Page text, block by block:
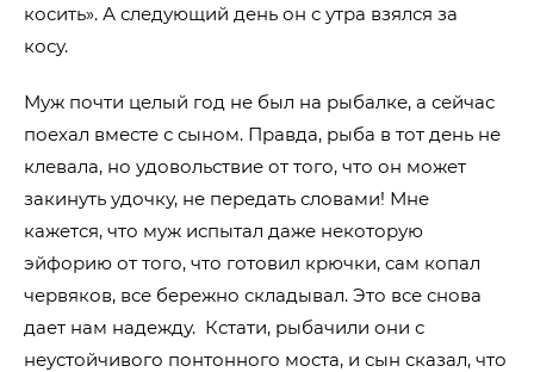
косить». А следующий день он с утра взялся за
косу.
Муж почти целый год не был на рыбалке, а сейчас
поехал вместе с сыном. Правда, рыба в тот день не
клевала, но удовольствие от того, что он может
закинуть удочку, не передать словами! Мне
кажется, что муж испытал даже некоторую
эйфорию от того, что готовил крючки, сам копал
червяков, все бережно складывал. Это все снова
дает нам надежду. Кстати, рыбачили они с
неустойчивого понтонного моста, и сын сказал, что